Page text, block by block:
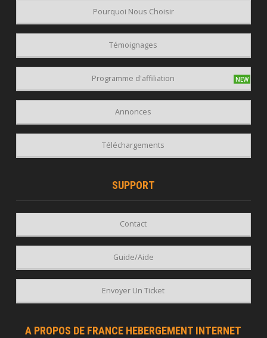
Pourquoi Nous Choisir
Témoignages
Programme d'affiliation
Annonces
Téléchargements
SUPPORT
Contact
Envoyer Un Ticket
Guide/Aide
A PROPOS DE FRANCE HEBERGEMENT INTERNET